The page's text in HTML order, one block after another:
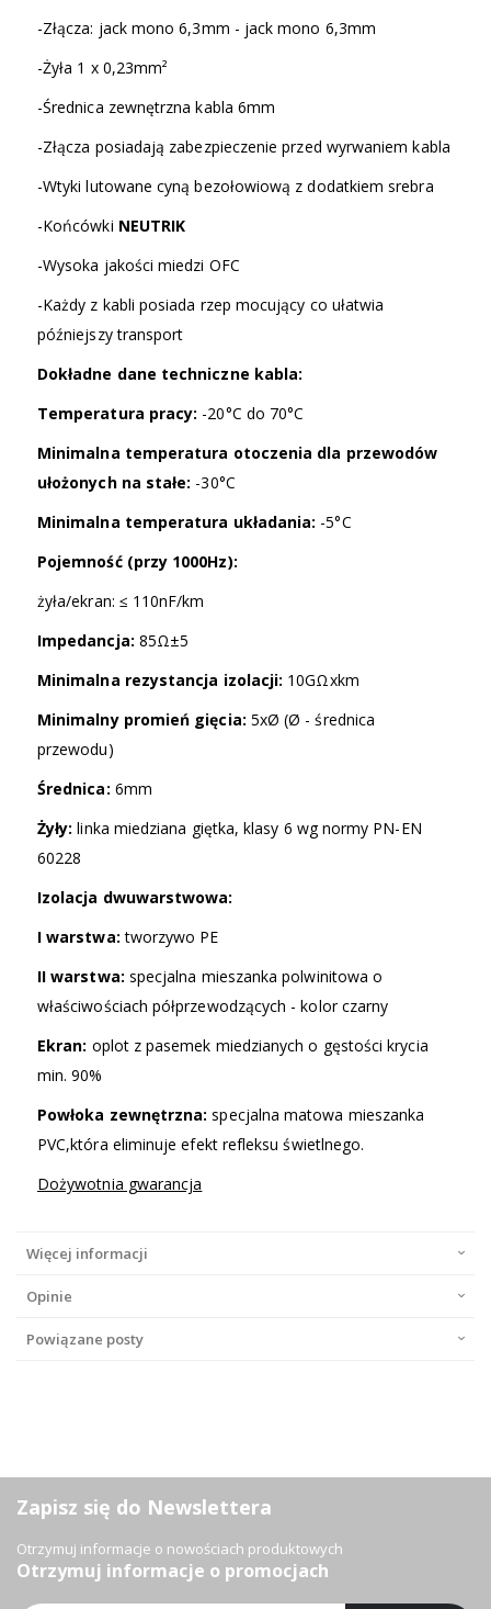
-Złącza: jack mono 6,3mm - jack mono 6,3mm
-Żyła 1 x 0,23mm²
-Średnica zewnętrzna kabla 6mm
-Złącza posiadają zabezpieczenie przed wyrwaniem kabla
-Wtyki lutowane cyną bezołowiową z dodatkiem srebra
-Końcówki NEUTRIK
-Wysoka jakości miedzi OFC
-Każdy z kabli posiada rzep mocujący co ułatwia
późniejszy transport
Dokładne dane techniczne kabla:
Temperatura pracy: -20°C do 70°C
Minimalna temperatura otoczenia dla przewodów
ułożonych na stałe: -30°C
Minimalna temperatura układania: -5°C
Pojemność (przy 1000Hz):
żyła/ekran: ≤ 110nF/km
Impedancja: 85Ω±5
Minimalna rezystancja izolacji: 10GΩxkm
Minimalny promień gięcia: 5xØ (Ø - średnica
przewodu)
Średnica: 6mm
Żyły: linka miedziana giętka, klasy 6 wg normy PN-EN
60228
Izolacja dwuwarstwowa:
I warstwa:tworzywo PE
II warstwa: specjalna mieszanka polwinitowa o
właściwościach półprzewodzących - kolor czarny
Ekran: oplot z pasemek miedzianych o gęstości krycia
min. 90%
Powłoka zewnętrzna:specjalna matowa mieszanka
PVC,która eliminuje efekt refleksu świetlnego.
Dożywotnia gwarancja
Więcej informacji
Opinie
Powiązane posty
Zapisz się do Newslettera
Otrzymuj informacje o nowościach produktowych
Otrzymuj informacje o promocjach